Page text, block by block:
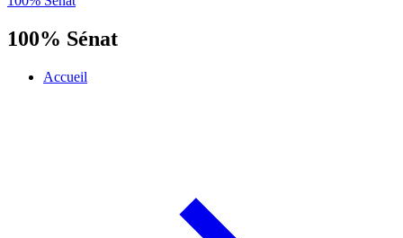
100% Sénat
Accueil